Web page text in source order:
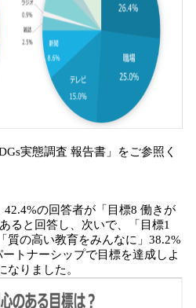
実態調査 報告書」をご参照く
の回答者が「目標8 働きが
ると回答し、次いで、「目標1
質の高い教育をみんなに」38.2%
トナーシップで目標を達成しよ
なりました。